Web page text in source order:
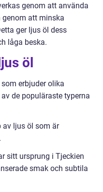
genom att använda
att minska
ger ljus öl dess
låga beska.
öl
erbjuder olika
de populäraste typerna
av ljus öl som är
sitt ursprung i Tjeckien
smak och subtila